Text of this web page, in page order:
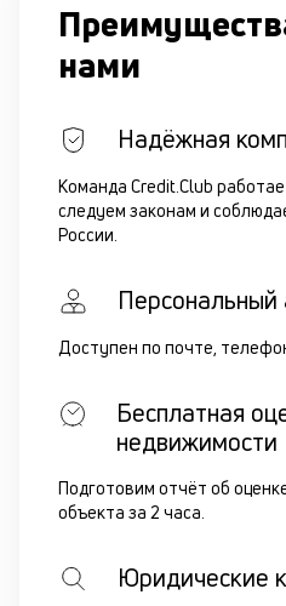
нами
Надёжная
Команда Credit.Club
следуем законам и
России.
Персональный
Доступен по почте,
Бесплатная
недвижимости
Подготовим отчёт об
объекта за 2 часа.
Юридические